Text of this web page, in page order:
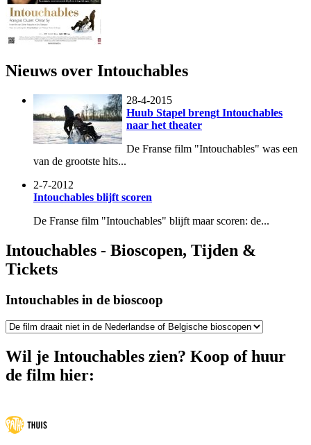
Nieuws over Intouchables
28-4-2015
Huub Stapel brengt Intouchables
naar het theater
De Franse film "Intouchables" was een
van de grootste hits...
2-7-2012
Intouchables blijft scoren
De Franse film "Intouchables" blijft maar scoren: de...
Intouchables - Bioscopen, Tijden &
Tickets
Intouchables in de bioscoop
Wil je Intouchables zien? Koop of huur
de film hier: